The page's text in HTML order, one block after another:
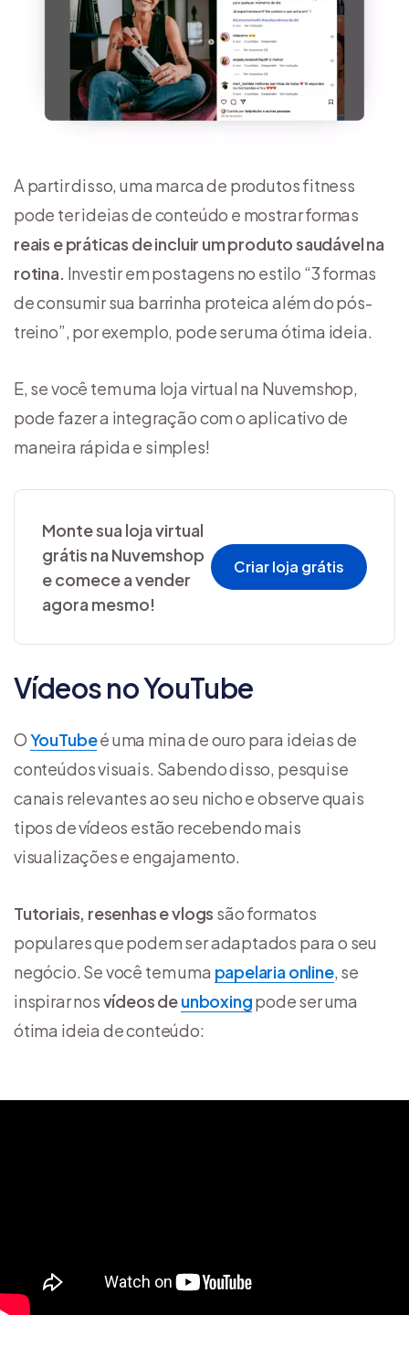
A partir disso, uma marca de produtos fitness
pode ter ideias de conteúdo e mostrar formas
reais e práticas de incluir um produto saudável na
rotina. Investir em postagens no estilo “3 formas
de consumir sua barrinha proteica além do pós-
treino”, por exemplo, pode ser uma ótima ideia.
E, se você tem uma loja virtual na Nuvemshop,
pode fazer a integração com o aplicativo de
maneira rápida e simples!
Monte sua loja virtual
grátis na Nuvemshop
e comece a vender
agora mesmo!
Criar loja grátis
Vídeos no YouTube
OYouTubeé uma mina de ouro para ideias de
conteúdos visuais. Sabendo disso, pesquise
canais relevantes ao seu nicho e observe quais
tipos de vídeos estão recebendo mais
visualizações e engajamento.
Tutoriais, resenhas e vlogs são formatos
populares que podem ser adaptados para o seu
negócio. Se você tem uma papelaria online, se
inspirar nosvídeos deunboxingpode ser uma
ótima ideia de conteúdo: